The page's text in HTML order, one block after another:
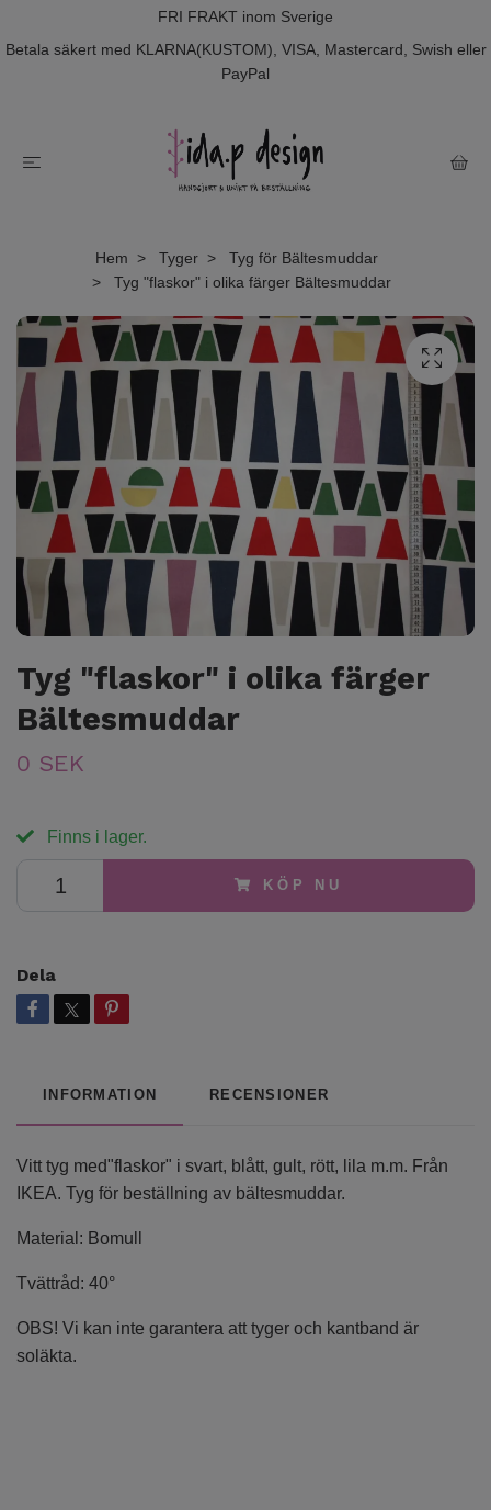
FRI FRAKT inom Sverige
Betala säkert med KLARNA(KUSTOM), VISA, Mastercard, Swish eller
PayPal
Hem Tyger
Tyg för Bältesmuddar
Tyg "flaskor" i olika färger Bältesmuddar
Tyg "flaskor" i olika färger
Bältesmuddar
0 SEK
Finns i lager.
KÖP NU
Dela
INFORMATION RECENSIONER
Vitt tyg med"flaskor" i svart, blått, gult, rött, lila m.m. Från
IKEA. Tyg för beställning av bältesmuddar.
Material: Bomull
Tvättråd: 40°
OBS! Vi kan inte garantera att tyger och kantband är
soläkta.